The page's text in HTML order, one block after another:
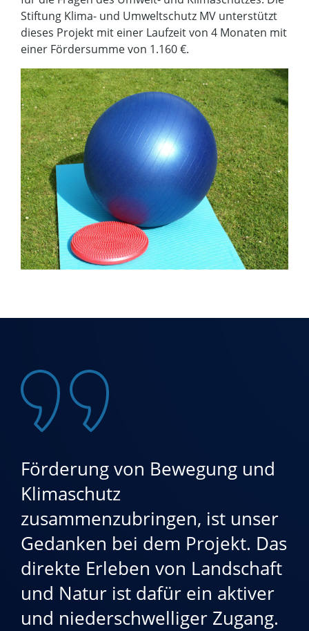
Stiftung Klima- und Umweltschutz MV unterstützt
dieses Projekt mit einer Laufzeit von 4 Monaten mit
einer Fördersumme von 1.160 €.
Förderung von Bewegung und
Klimaschutz
zusammenzubringen, ist unser
Gedanken bei dem Projekt. Das
direkte Erleben von Landschaft
und Natur ist dafür ein aktiver
und niederschwelliger Zugang.